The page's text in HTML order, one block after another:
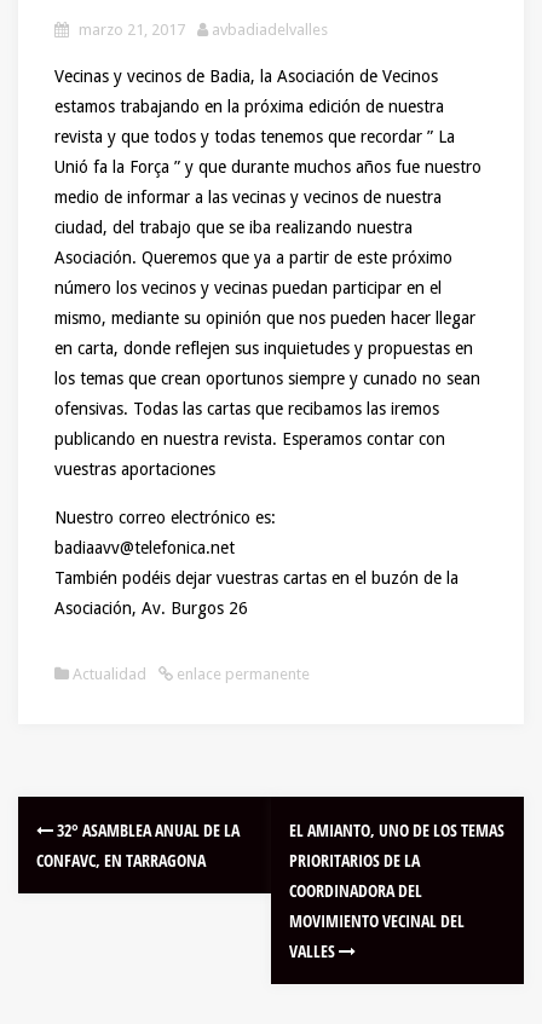
marzo 21, 2017 avbadiadelvalles
Vecinas y vecinos de Badia, la Asociación de Vecinos
estamos trabajando en la próxima edición de nuestra
revista y que todos y todas tenemos que recordar ” La
Unió fa la Força ” y que durante muchos años fue nuestro
medio de informar a las vecinas y vecinos de nuestra
ciudad, del trabajo que se iba realizando nuestra
Asociación. Queremos que ya a partir de este próximo
número los vecinos y vecinas puedan participar en el
mismo, mediante su opinión que nos pueden hacer llegar
en carta, donde reflejen sus inquietudes y propuestas en
los temas que crean oportunos siempre y cunado no sean
ofensivas. Todas las cartas que recibamos las iremos
publicando en nuestra revista. Esperamos contar con
vuestras aportaciones
Nuestro correo electrónico es:
badiaavv@telefonica.net
También podéis dejar vuestras cartas en el buzón de la
Asociación, Av. Burgos 26
Actualidad enlace permanente
32° ASAMBLEA ANUAL DE LA
CONFAVC, EN TARRAGONA
EL AMIANTO, UNO DE LOS TEMAS
PRIORITARIOS DE LA
COORDINADORA DEL
MOVIMIENTO VECINAL DEL
VALLES